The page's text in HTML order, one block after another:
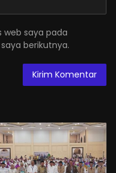
web saya pada
berikutnya.